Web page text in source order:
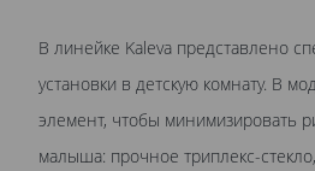
В линейке Kaleva представлено
установки в детскую комнату. В
элемент, чтобы минимизировать
малыша: прочное триплекс-